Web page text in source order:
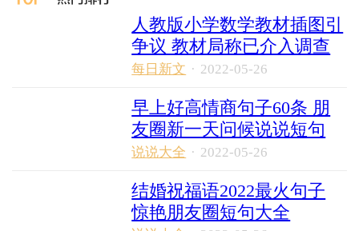
人教版小学数学教材插图引
争议 教材局称已介入调查
每日新文 · 2022-05-26
早上好高情商句子60条 朋
友圈新一天问候说说短句
说说大全 · 2022-05-26
结婚祝福语2022最火句子
惊艳朋友圈短句大全